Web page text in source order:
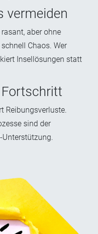
vermeiden
aber ohne
Chaos. Wer
Insellösungen statt
Fortschritt
Reibungsverluste.
sind der
Unterstützung.